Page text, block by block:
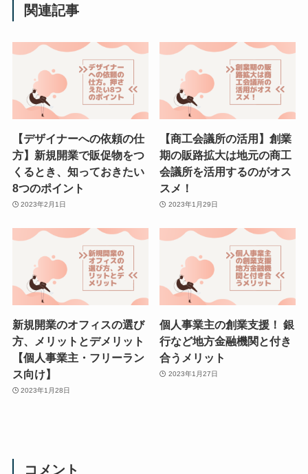
関連記事
【デザイナーへの依頼の仕
方】新規開業で販促物をつ
くるとき、知っておきたい
8つのポイント
2023年2月1日
【商工会議所の活用】創業
期の販路拡大は地元の商工
会議所を活用するのがオス
スメ！
2023年1月29日
新規開業のオフィスの選び
方、メリットとデメリット
【個人事業主・フリーラン
ス向け】
2023年1月28日
個人事業主の創業支援！ 銀
行など地方金融機関と付き
合うメリット
2023年1月27日
コメント